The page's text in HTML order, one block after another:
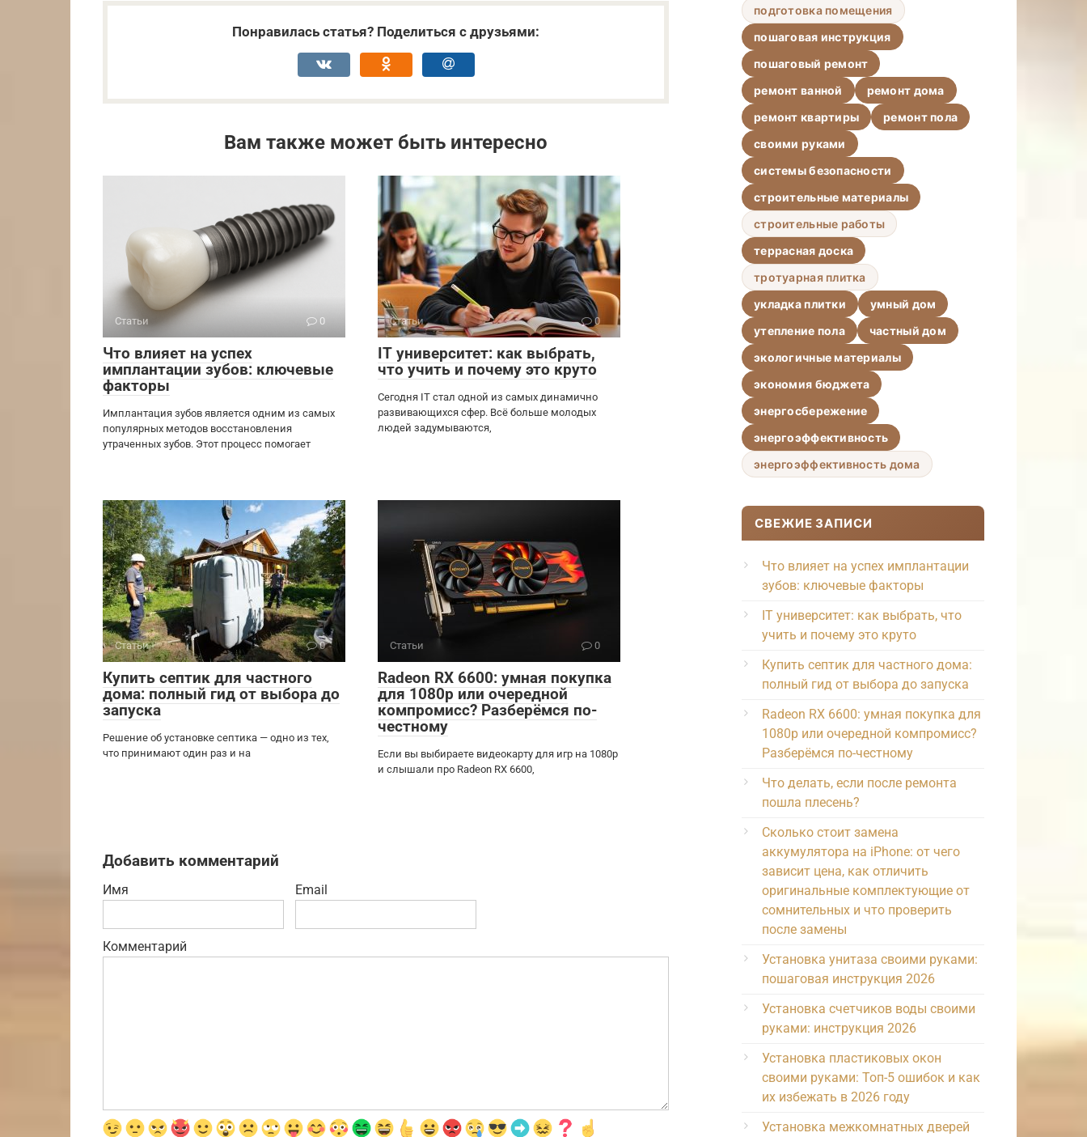
Понравилась статья? Поделиться с друзьями:
Вам также может быть интересно
Статьи 0
Что влияет на успех
имплантации зубов: ключевые
факторы
Имплантация зубов является одним из самых
популярных методов восстановления
утраченных зубов. Этот процесс помогает
Статьи 0
IT университет: как выбрать,
что учить и почему это круто
Сегодня IT стал одной из самых динамично
развивающихся сфер. Всё больше молодых
людей задумываются,
Статьи 0
Купить септик для частного
дома: полный гид от выбора до
запуска
Решение об установке септика — одно из тех,
что принимают один раз и на
Статьи 0
Radeon RX 6600: умная покупка
для 1080p или очередной
компромисс? Разберёмся по-
честному
Если вы выбираете видеокарту для игр на 1080p
и слышали про Radeon RX 6600,
Добавить комментарий
Имя Email
Комментарий
подготовка помещения
пошаговая инструкция
пошаговый ремонт
ремонт ванной
ремонт дома
ремонт квартиры
ремонт пола
своими руками
системы безопасности
строительные материалы
строительные работы
террасная доска
тротуарная плитка
укладка плитки
умный дом
утепление пола
частный дом
экологичные материалы
экономия бюджета
энергосбережение
энергоэффективность
энергоэффективность дома
СВЕЖИЕ ЗАПИСИ
Что влияет на успех имплантации
зубов: ключевые факторы
IT университет: как выбрать, что
учить и почему это круто
Купить септик для частного дома:
полный гид от выбора до запуска
Radeon RX 6600: умная покупка для
1080p или очередной компромисс?
Разберёмся по-честному
Что делать, если после ремонта
пошла плесень?
Сколько стоит замена
аккумулятора на iPhone: от чего
зависит цена, как отличить
оригинальные комплектующие от
сомнительных и что проверить
после замены
Установка унитаза своими руками:
пошаговая инструкция 2026
Установка счетчиков воды своими
руками: инструкция 2026
Установка пластиковых окон
своими руками: Топ-5 ошибок и как
их избежать в 2026 году
Установка межкомнатных дверей